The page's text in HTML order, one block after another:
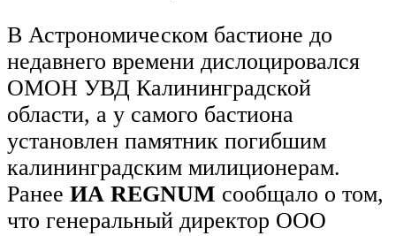
В Астрономическом бастионе до
недавнего времени дислоцировался
ОМОН УВД Калининградской
области, а у самого бастиона
установлен памятник погибшим
калининградским милиционерам.
Ранее ИА REGNUM сообщало о том,
что генеральный директор ООО